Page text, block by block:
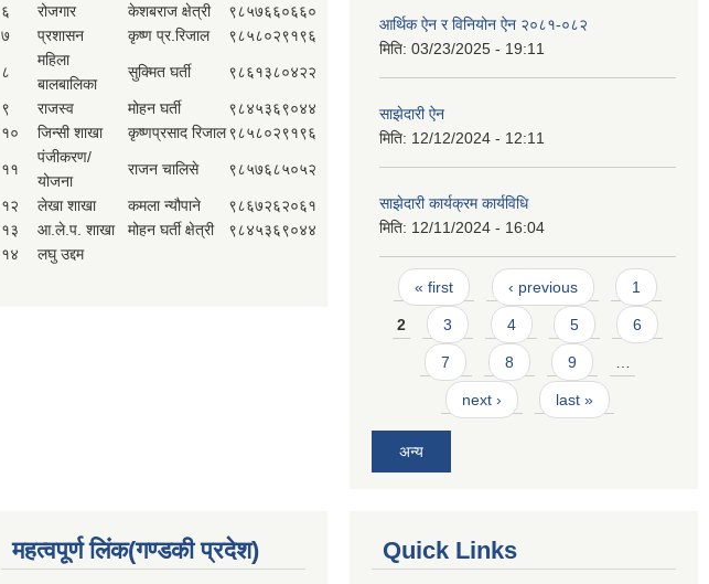
६
रोजगार केशबराज क्षेत्री
९८५७६६०६६०
७
प्रशासन कृष्ण प्र.रिजाल ९८५८०२९१९६
८
महिला
बालबालिका
सुक्मित घर्ती ९८६१३८०४२२
९ राजस्व मोहन घर्ती
९८४५३६९०४४
१०
जिन्सी शाखा कृष्णप्रसाद रिजाल९८५८०२९१९६
११
पंजीकरण/
योजना
राजन चालिसे ९८५७६८५०५२
१२ लेखा शाखा कमला न्यौपाने
९८६७२६२०६१
१३
आ.ले.प. शाखा मोहन घर्ती क्षेत्री
९८४५३६९०४४
१४
लघु उद्दम
आर्थिक ऐन र विनियोन ऐन २०८१-०८२
मिति: 03/23/2025 - 19:11
साझेदारी ऐन
मिति: 12/12/2024 - 12:11
साझेदारी कार्यक्रम कार्यविधि
मिति: 12/11/2024 - 16:04
Pages
« first ‹ previous 1
2 3 4 5 6
7 8 9 …
next › last »
अन्य
महत्वपूर्ण लिंक(गण्डकी प्रदेश) Quick Links